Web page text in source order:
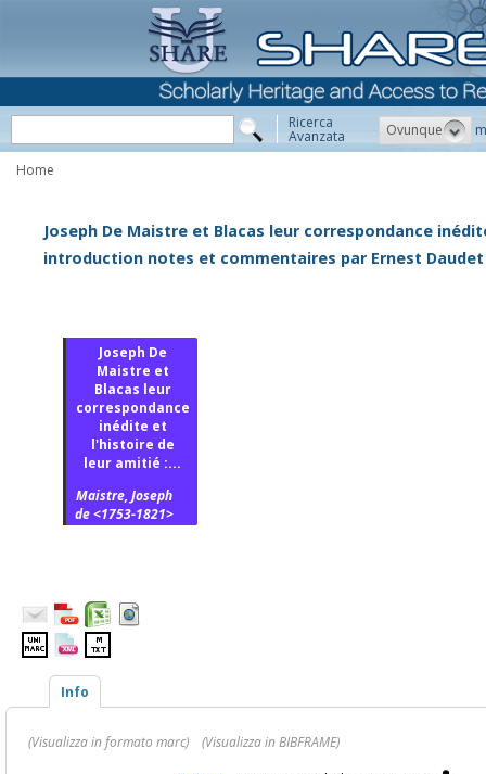
Ricerca
Avanzata Ovunque
Home
Joseph De Maistre et Blacas leur correspondance
introduction notes et commentaires par Ernest Daudet
Joseph De
Maistre et
Blacas leur
correspondance
inédite et
l'histoire de
leur amitié :...
Maistre, Joseph
de <1753-1821>
Info
(Visualizza in formato marc)
(Visualizza in BIBFRAME)